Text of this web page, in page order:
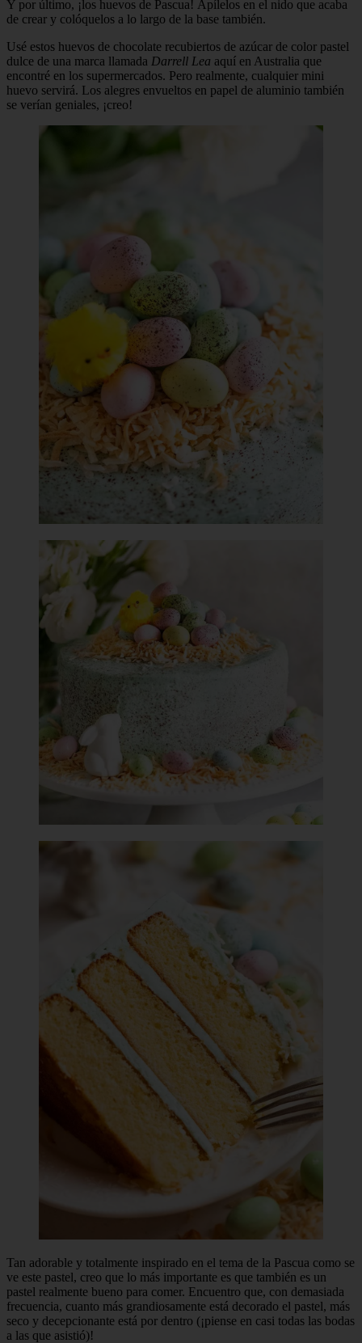
Y por último, ¡los huevos de Pascua! Apílelos en el nido que acaba
de crear y colóquelos a lo largo de la base también.
Usé estos huevos de chocolate recubiertos de azúcar de color pastel
dulce de una marca llamada Darrell Lea aquí en Australia que
encontré en los supermercados. Pero realmente, cualquier mini
huevo servirá. Los alegres envueltos en papel de aluminio también
se verían geniales, ¡creo!
Tan adorable y totalmente inspirado en el tema de la Pascua como se
ve este pastel, creo que lo más importante es que también es un
pastel realmente bueno para comer. Encuentro que, con demasiada
frecuencia, cuanto más grandiosamente está decorado el pastel, más
seco y decepcionante está por dentro (¡piense en casi todas las bodas
a las que asistió)!